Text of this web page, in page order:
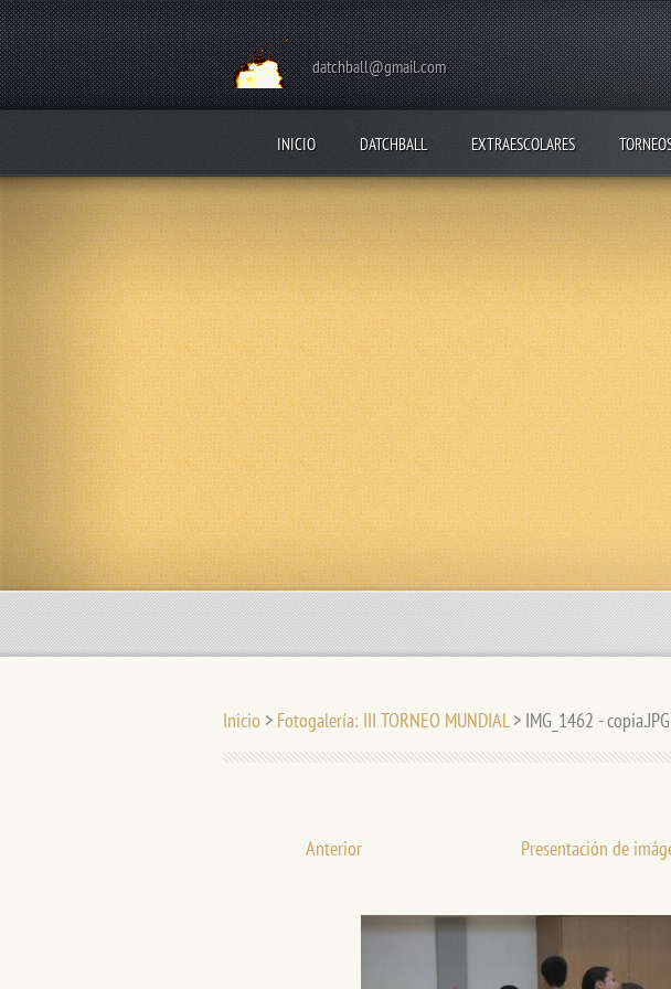
datchball@gmail.com
INICIO DATCHBALL EXTRAESCOLARES
Inicio > Fotogalería: III TORNEO MUNDIAL > IMG_1462 - copia.JPG
Anterior Presentación de